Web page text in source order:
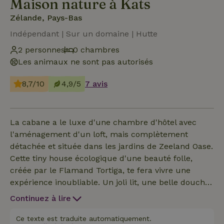
Maison nature à Kats
Zélande, Pays-Bas
Indépendant | Sur un domaine | Hutte
2 personnes
0 chambres
Les animaux ne sont pas autorisés
8,7/10 4,9/5 7 avis
La cabane a le luxe d'une chambre d'hôtel avec
l'aménagement d'un loft, mais complètement
détachée et située dans les jardins de Zeeland Oase.
Cette tiny house écologique d'une beauté folle,
créée par le Flamand Tortiga, te fera vivre une
expérience inoubliable. Un joli lit, une belle douche
et des toilettes séparées, un coin salon à l'intérieur
détendre. Y compris les serviettes et le linge de
Continuez à lire
Ce texte est traduite automatiquement.